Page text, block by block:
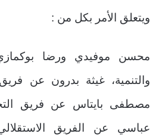
ويتعلق الأمر بكل من :
محسن موفيدي ورضا
والتنمية، غيثة بدرون عن
مصطفى بايتاس عن فريق
عباسي عن الفريق الاستقلالي